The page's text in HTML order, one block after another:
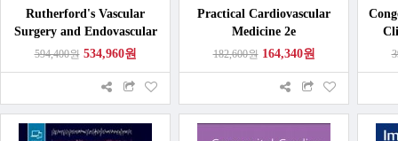
Rutherford's Vascular
Surgery and Endovascular
Therapy 10e 2Vols
594,400원534,960원
Practical Cardiovascular
Medicine 2e
182,600원164,340원